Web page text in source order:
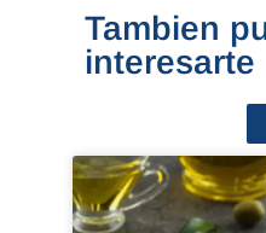
Tambien
interesarte